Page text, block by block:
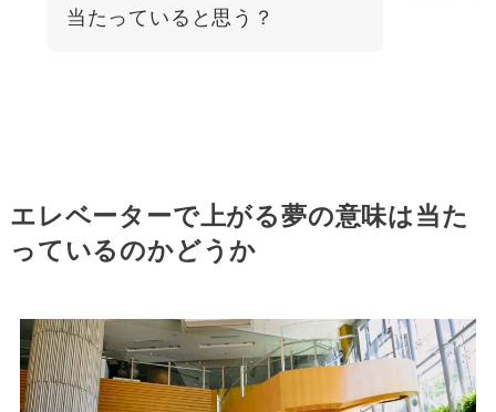
当たっていると思う？
エレベーターで上がる夢の意味は当た
っているのかどうか